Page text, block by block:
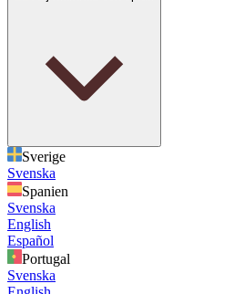
Sverige
Svenska
Spanien
Svenska
English
Español
Portugal
Svenska